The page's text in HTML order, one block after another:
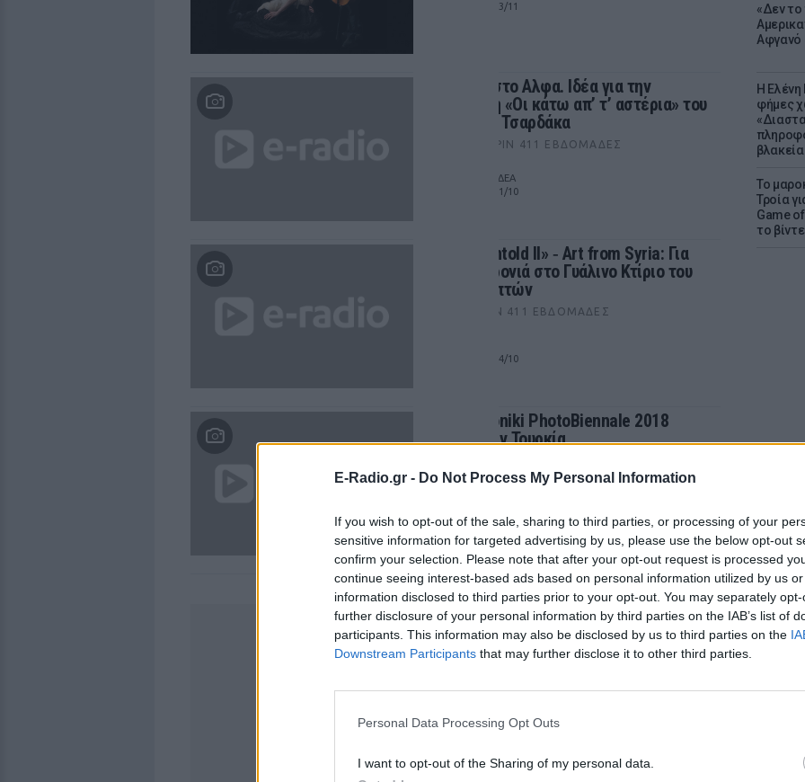
E-Radio.gr - Do Not Process My Personal Information
If you wish to opt-out of the sale, sharing to third parties, or processing of your
sensitive information for targeted advertising by us, please use the below opt-out
confirm your selection. Please note that after your opt-out request is processed
continue seeing interest-based ads based on personal information utilized by us
information disclosed to third parties prior to your opt-out. You may separately
further disclosure of your personal information by third parties on the IAB’s list of
participants. This information may also be disclosed by us to third parties on the
Downstream Participants that may further disclose it to other third parties.
Personal Data Processing Opt Outs
I want to opt-out of the Sharing of my personal data.
«Δεν το
Αφγανό
Η
φήμες
Το
Τροία
Game
το
Η
και
από 08/10 έως 13/11
Πρεμιέρα στο Αλφα. Ιδέα για την
παράσταση «Οι κάτω απ’ τ’ αστέρια» του
Τηλέμαχου Τσαρδάκα
ΠΡΙΝ 411 ΕΒΔΟΜΆΔΕΣ
ΘΕΑΤΡΟ ΑΛΦΑ ΙΔΕΑ
από 02/10 έως 31/10
«Stories Untold ΙΙ» ‑ Art from Syria: Για
δεύτερη χρονιά στο Γυάλινο Κτίριο του
Κήπου Γλυπτών
ΠΡΙΝ 411 ΕΒΔΟΜΆΔΕΣ
από 19/09 έως 14/10
Η Thessaloniki PhotoBiennale 2018
συναντά την Τουρκία
ΔΙΑΦΗΜΙΣΗ